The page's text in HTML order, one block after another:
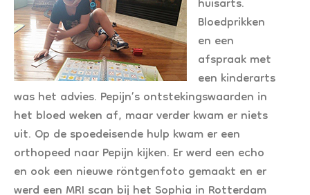
Bloedprikken
en een
afspraak met
een kinderarts
was het advies. Pepijn’s ontstekingswaarden in
het bloed weken af, maar verder kwam er niets
uit. Op de spoedeisende hulp kwam er een
orthopeed naar Pepijn kijken. Er werd een echo
en ook een nieuwe röntgenfoto gemaakt en er